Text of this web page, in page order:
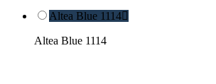
Altea Blue 1114
Altea Blue 1114